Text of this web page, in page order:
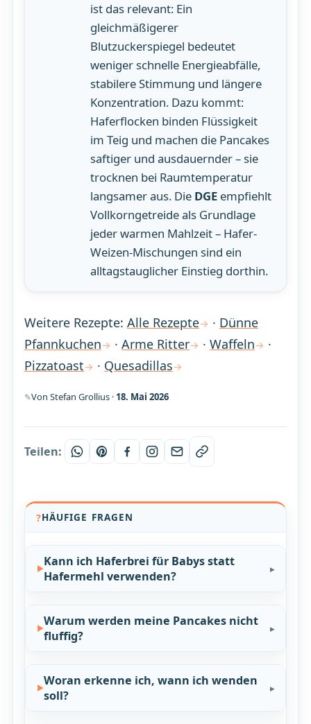
ist das relevant: Ein
gleichmäßigerer
Blutzuckerspiegel bedeutet
weniger schnelle Energieabfälle,
stabilere Stimmung und längere
Konzentration. Dazu kommt:
Haferflocken binden Flüssigkeit
im Teig und machen die Pancakes
saftiger und ausdauernder – sie
trocknen bei Raumtemperatur
langsamer aus. Die DGEempfiehlt
Vollkorngetreide als Grundlage
jeder warmen Mahlzeit – Hafer-
Weizen-Mischungen sind ein
alltagstauglicher Einstieg dorthin.
Weitere Rezepte: Alle Rezepte · Dünne
Pfannkuchen
· Arme Ritter · Waffeln
·
Pizzatoast
· Quesadillas
Von Stefan Grollius · 18. Mai 2026
Teilen:
HÄUFIGE FRAGEN
Kann ich Haferbrei für Babys statt
Hafermehl verwenden?
Warum werden meine Pancakes nicht
fluffig?
Woran erkenne ich, wann ich wenden
soll?